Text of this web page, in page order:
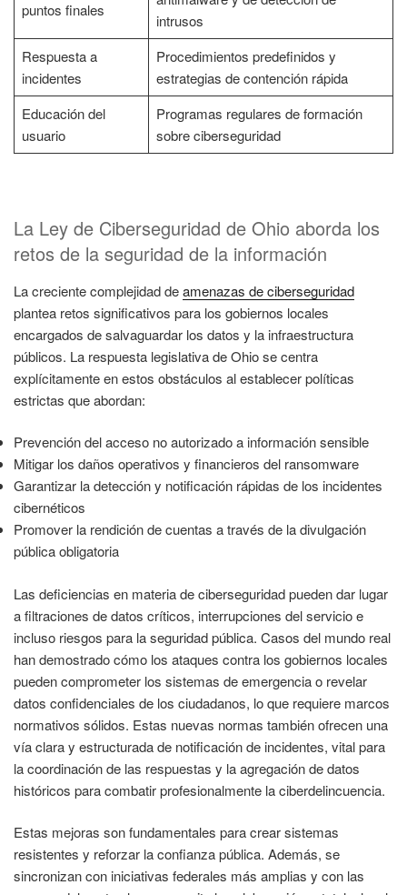
puntos finales
intrusos
Respuesta a
incidentes
Procedimientos predefinidos y
estrategias de contención rápida
Educación del
usuario
Programas regulares de formación
sobre ciberseguridad
La Ley de Ciberseguridad de Ohio aborda los
retos de la seguridad de la información
La creciente complejidad deamenazas de ciberseguridad
plantea retos significativos para los gobiernos locales
encargados de salvaguardar los datos y la infraestructura
públicos. La respuesta legislativa de Ohio se centra
explícitamente en estos obstáculos al establecer políticas
estrictas que abordan:
Prevención del acceso no autorizado a información sensible
Mitigar los daños operativos y financieros del ransomware
Garantizar la detección y notificación rápidas de los incidentes
cibernéticos
Promover la rendición de cuentas a través de la divulgación
pública obligatoria
Las deficiencias en materia de ciberseguridad pueden dar lugar
a filtraciones de datos críticos, interrupciones del servicio e
incluso riesgos para la seguridad pública. Casos del mundo real
han demostrado cómo los ataques contra los gobiernos locales
pueden comprometer los sistemas de emergencia o revelar
datos confidenciales de los ciudadanos, lo que requiere marcos
normativos sólidos. Estas nuevas normas también ofrecen una
vía clara y estructurada de notificación de incidentes, vital para
la coordinación de las respuestas y la agregación de datos
históricos para combatir profesionalmente la ciberdelincuencia.
Estas mejoras son fundamentales para crear sistemas
resistentes y reforzar la confianza pública. Además, se
sincronizan con iniciativas federales más amplias y con las